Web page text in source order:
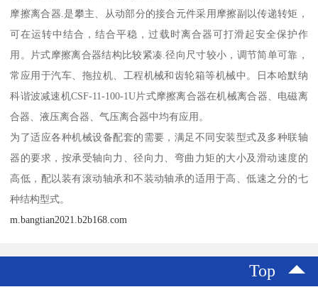
摩擦离合器.是攀主、从动部分的接合元件采用摩擦副以传递转矩，
可在运转中结合，结合平稳，过载时离合器可打滑起安全保护作
用。片式摩擦离合器结构比较紧凑.径向尺寸较小，调节简单可靠，
常应用于汽车、拖拉机、工程机械和齿轮箱等机械中。日本哈默纳
科谐波减速机CSF-11-100-1U片式摩擦离合器在机械离合器、电磁离
合器、液压离合器、气压离合器中均有应用。
为了适应各种机械设备配套的需要，满足不同安装型式及多种联轴
器的要求，按承受轴向力、径向力、弯曲力矩的大小及滑动速度的
高低，配以装有滚动轴承和不装动轴承的适用于高、低速之分的七
种结构型式。
m.bangtian2021.b2b168.com
Top